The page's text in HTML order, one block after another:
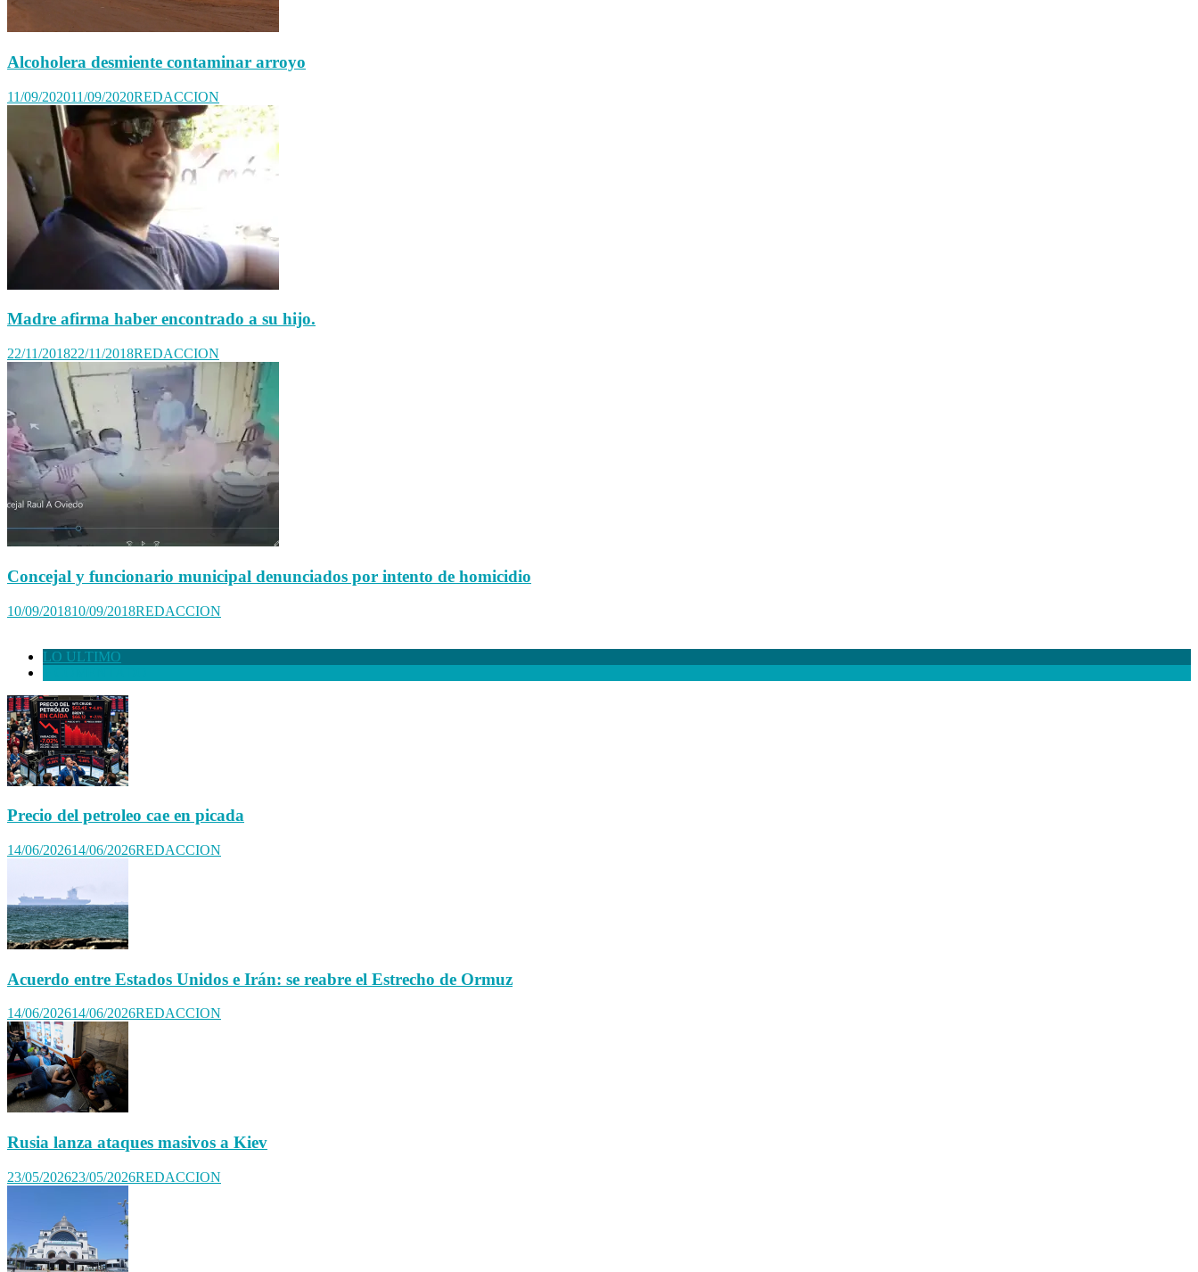
Alcoholera desmiente contaminar arroyo
11/09/202011/09/2020REDACCION
Madre afirma haber encontrado a su hijo.
22/11/201822/11/2018REDACCION
Concejal y funcionario municipal denunciados por intento de homicidio
10/09/201810/09/2018REDACCION
LO ULTIMO
Precio del petroleo cae en picada
14/06/202614/06/2026REDACCION
Acuerdo entre Estados Unidos e Irán: se reabre el Estrecho de Ormuz
14/06/202614/06/2026REDACCION
Rusia lanza ataques masivos a Kiev
23/05/202623/05/2026REDACCION